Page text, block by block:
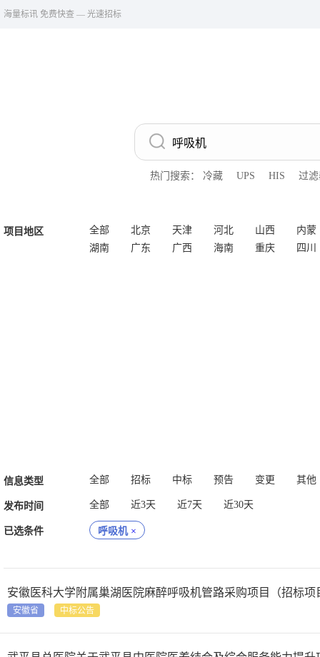
海量标讯 免费快查 — 光速招标
热门搜索： 冷藏 UPS HIS 过
项目地区 全部 北京 天津 河北 山西
内蒙
湖南
广东 广西 海南 重庆 四川
信息类型 全部 招标 中标 预告 变更 其他
发布时间 全部 近3天 近7天 近30天
已选条件 呼吸机 ×
安徽医科大学附属巢湖医院麻醉呼吸机管路采购项目（招标项
安徽省 中标公告